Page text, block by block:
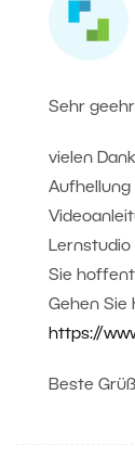
Sehr
vielen
Aufhellung
Lernstudio
Sie
Gehen Sie
https://
Beste